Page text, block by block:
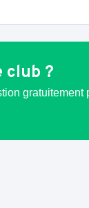
club ?
gratuitement